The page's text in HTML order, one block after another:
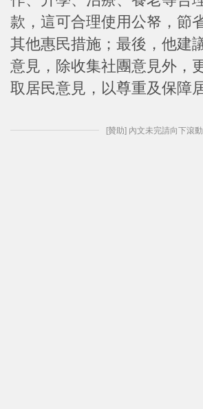
款，這可合理使用公帑，節
其他惠民措施；最後，他建
意見，除收集社團意見外，
取居民意見，以尊重及保障
[贊助] 內文未完請向下滾動